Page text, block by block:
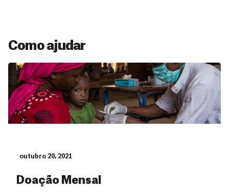
Como ajudar
outubro 20, 2021
Doação Mensal